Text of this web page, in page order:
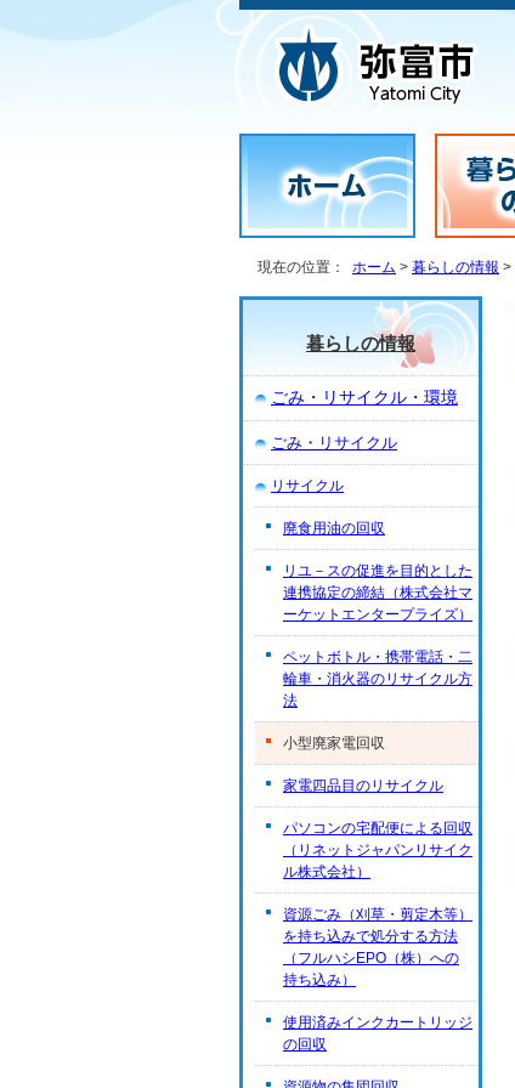
現在の位置： ホーム > 暮らしの情報 >
暮らしの情報
ごみ・リサイクル・環境
ごみ・リサイクル
リサイクル
廃食用油の回収
リユ－スの促進を目的とした
連携協定の締結（株式会社マ
ーケットエンタープライズ）
ペットボトル・携帯電話・二
輪車・消火器のリサイクル方
法
小型廃家電回収
家電四品目のリサイクル
パソコンの宅配便による回収
（リネットジャパンリサイク
ル株式会社）
資源ごみ（刈草・剪定木等）
を持ち込みで処分する方法
（フルハシEPO（株）への
持ち込み）
使用済みインクカートリッジ
の回収